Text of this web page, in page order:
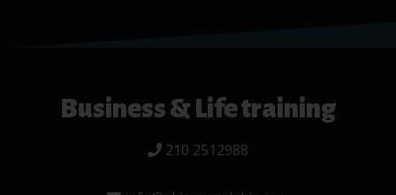
Business & Life training
210 2512988